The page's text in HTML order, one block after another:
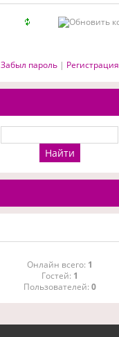
Забыл пароль| Регистрация
Онлайн всего: 1
Гостей: 1
Пользователей: 0